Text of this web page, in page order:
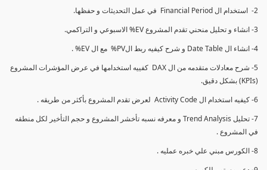
2- استخدام ال Financial Period في عمل التحديثات و حفظها.
3- انشاء و تحليل منحني تقدم المشروع EV% الاسبوعي و التراكمي.
4- انشاء ال Date Table و شرح كيفيه ربط الPV% مع ال EV% .
5- شرح معادلات متقدمه من ال DAX كفييه استخدامها في عرض المؤشرات المشروع
(KPIs) بشكل دقيق.
6- كيفيه استخدام ال Activity Code لعرض تقدم المشروع بأكثر من طريقه .
7- تحليل Trend Analysis و معرفه نسبه تأخشر المشروع و حجم التأخير لكل منطقه
في المشروع .
8- الكورس مبني علي خبره عمليه .